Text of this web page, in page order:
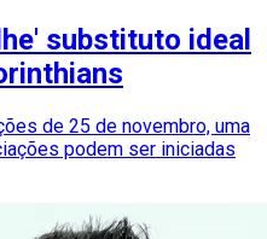
substituto ideal
de 25 de novembro, uma
podem ser iniciadas